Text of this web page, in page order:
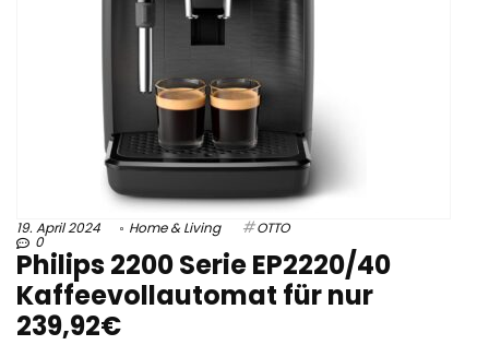
19. April 2024 Home & Living OTTO
0
Philips 2200 Serie EP2220/40
Kaffeevollautomat für nur
239,92€